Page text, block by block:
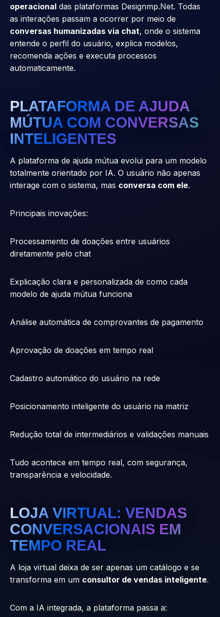
operacional das plataformas Designmp.Net. Todas
as interações passam a ocorrer por meio de
conversas humanizadas via chat, onde o sistema
entende o perfil do usuário, explica modelos,
recomenda ações e executa processos
automaticamente.
PLATAFORMA DE AJUDA
MÚTUA COM CONVERSAS
INTELIGENTES
A plataforma de ajuda mútua evolui para um modelo
totalmente orientado por IA. O usuário não apenas
interage com o sistema, mas conversa com ele.
Principais inovações:
Processamento de doações entre usuários
diretamente pelo chat
Explicação clara e personalizada de como cada
modelo de ajuda mútua funciona
Análise automática de comprovantes de pagamento
Aprovação de doações em tempo real
Cadastro automático do usuário na rede
Posicionamento inteligente do usuário na matriz
Redução total de intermediários e validações manuais
Tudo acontece em tempo real, com segurança,
transparência e velocidade.
LOJA VIRTUAL: VENDAS
CONVERSACIONAIS EM
TEMPO REAL
A loja virtual deixa de ser apenas um catálogo e se
transforma em um consultor de vendas inteligente.
Com a IA integrada, a plataforma passa a: